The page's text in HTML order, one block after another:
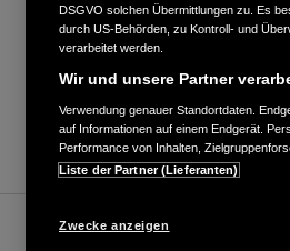
DSGVO solchen Übermittlungen zu. Es
durch US-Behörden, zu Kontroll- und
verarbeitet werden.
Wir und unsere Partner
Verwendung genauer Standortdaten.
auf Informationen auf einem Endgerät.
Performance von Inhalten,
Liste der Partner (Lieferanten)
Zwecke anzeigen